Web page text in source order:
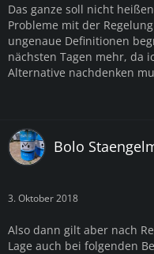
Das ganze soll nicht
Probleme mit der
ungenaue Definitionen
nächsten Tagen mehr, da
Alternative nachdenken
Bolo
3. Oktober 2018
Also dann gilt aber nach
Lage auch bei folgenden